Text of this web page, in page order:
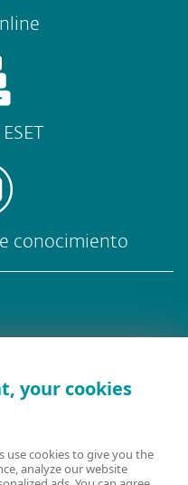
conocimiento
your cookies
use cookies to give you the
analyze our website